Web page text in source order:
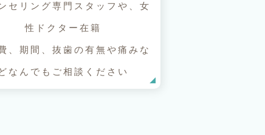
セリング専門スタッフや、女
性ドクター在籍
、期間、抜歯の有無や痛みな
なんでもご相談ください